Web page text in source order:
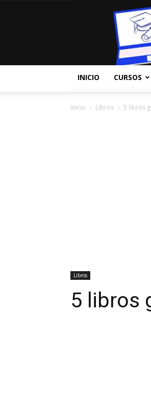
INICIO CURSOS
Inicio Libros 5 libros
Libros
5 libros